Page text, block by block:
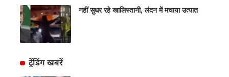
नहीं सुधर रहे खालिस्तानी, लंदन में मचाया उत्पात
ट्रेंडिंग खबरें